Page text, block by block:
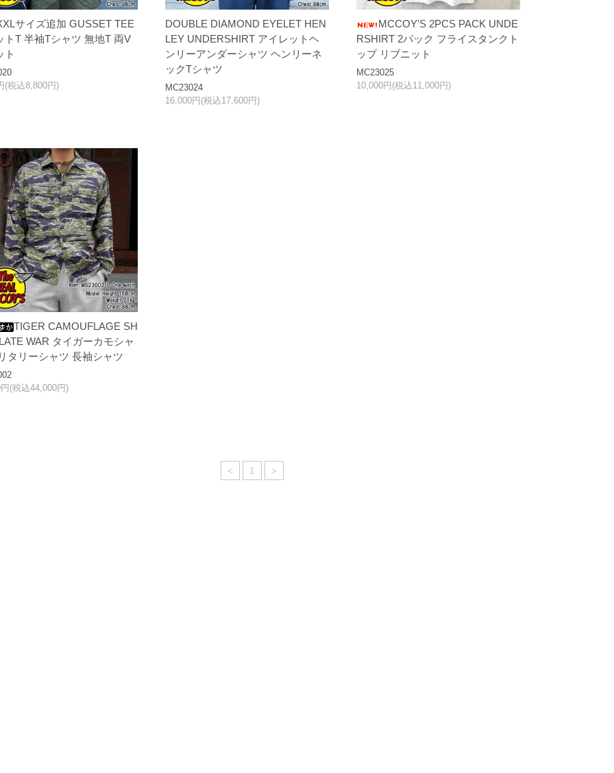
サイズ追加 GUSSET TEE
トT 半袖Tシャツ 無地T 両V
ト
(税込8,800円)
DOUBLE DIAMOND EYELET HEN
LEY UNDERSHIRT アイレットヘ
ンリーアンダーシャツ ヘンリーネ
ックTシャツ
MC23024
16,000円(税込17,600円)
MCCOY'S 2PCS PACK UNDE
RSHIRT 2パック フライスタンクト
ップ リブニット
MC23025
10,000円(税込11,000円)
TIGER CAMOUFLAGE SH
WAR タイガーカモシャ
タリーシャツ 長袖シャツ
(税込44,000円)
< 1 >